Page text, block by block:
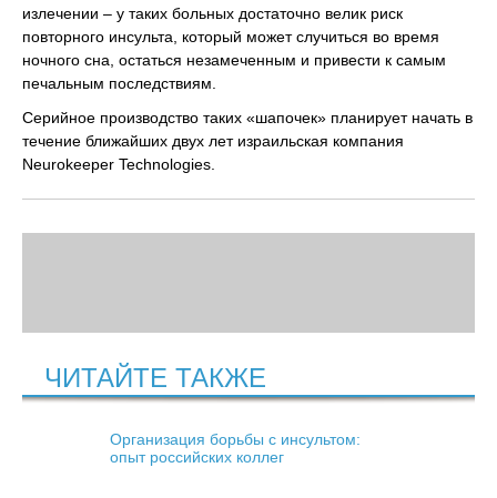
излечении – у таких больных достаточно велик риск
повторного инсульта, который может случиться во время
ночного сна, остаться незамеченным и привести к самым
печальным последствиям.
Серийное производство таких «шапочек» планирует начать в
течение ближайших двух лет израильская компания
Neurokeeper Technologies.
ЧИТАЙТЕ ТАКЖЕ
Организация борьбы с инсультом:
опыт российских коллег